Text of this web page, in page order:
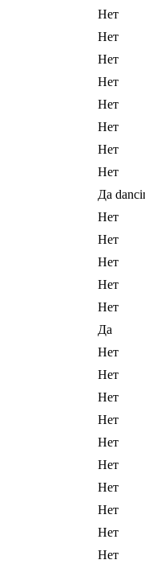
Нет
Нет
Нет
Нет
Нет
Нет
Нет
Нет
Да
Нет
Нет
Нет
Нет
Нет
Да
Нет
Нет
Нет
Нет
Нет
Нет
Нет
Нет
Нет
Нет